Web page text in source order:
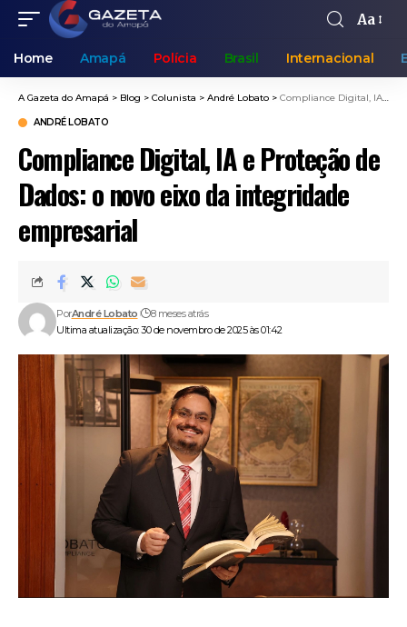
Aa
Home Amapá Polícia Brasil Internacional
A Gazeta do Amapá > Blog > Colunista > André Lobato > Compliance Digital, IA e Proteção de Dados: o novo eixo da integridade empresarial
ANDRÉ LOBATO
Compliance Digital, IA e Proteção de
Dados: o novo eixo da integridade
empresarial
Ultima atualização: 30 de novembro de 2025 às 01:42
PorAndré Lobato 8 meses atrás